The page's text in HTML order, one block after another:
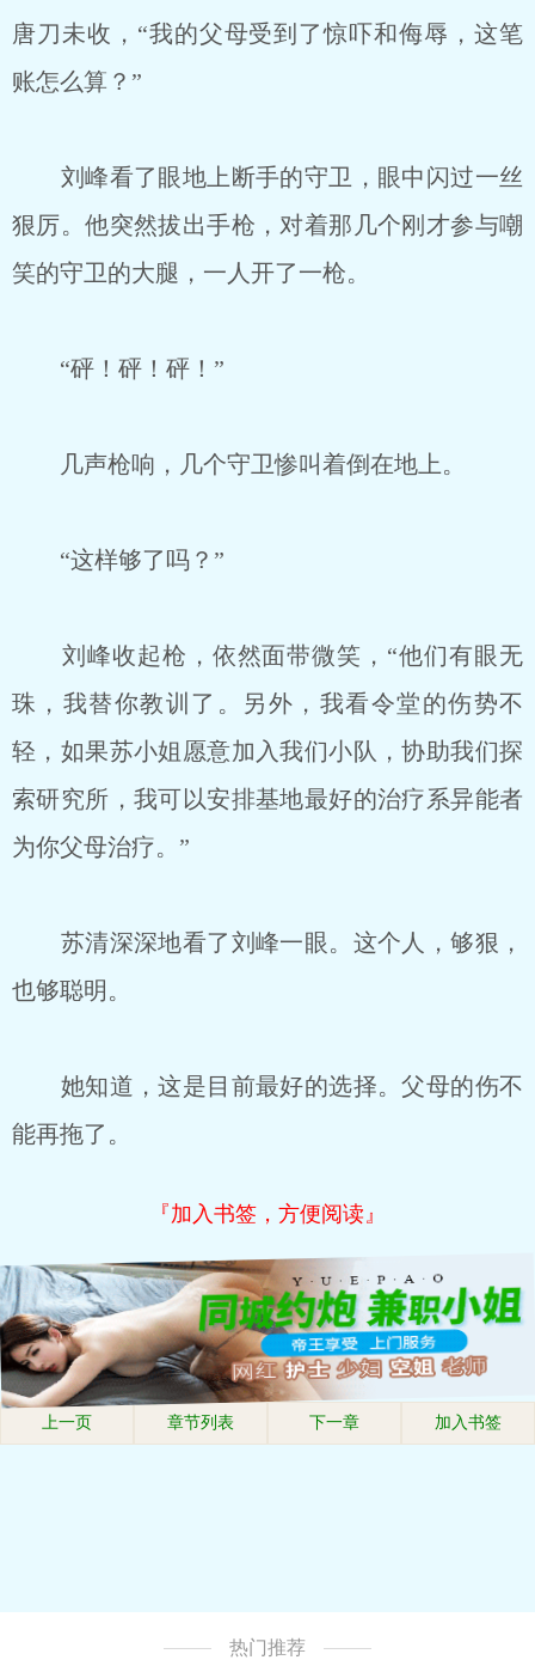
唐刀未收，“我的父母受到了惊吓和侮辱，这笔
账怎么算？”
刘峰看了眼地上断手的守卫，眼中闪过一丝
狠厉。他突然拔出手枪，对着那几个刚才参与嘲
笑的守卫的大腿，一人开了一枪。
“砰！砰！砰！”
几声枪响，几个守卫惨叫着倒在地上。
“这样够了吗？”
刘峰收起枪，依然面带微笑，“他们有眼无
珠，我替你教训了。另外，我看令堂的伤势不
轻，如果苏小姐愿意加入我们小队，协助我们探
索研究所，我可以安排基地最好的治疗系异能者
为你父母治疗。”
苏清深深地看了刘峰一眼。这个人，够狠，
也够聪明。
她知道，这是目前最好的选择。父母的伤不
能再拖了。
『加入书签，方便阅读』
上一页 章节列表 下一章 加入书签
热门推荐